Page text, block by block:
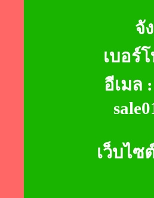
จั
เบอร์
อีเมล
เว็บไซ